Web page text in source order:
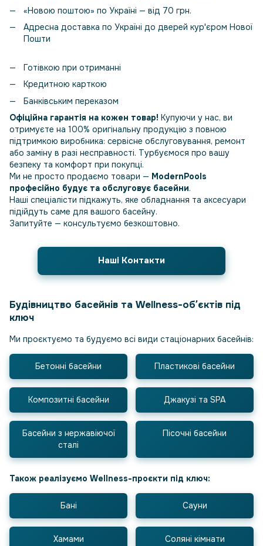
«Новою поштою» по Україні — від 70 грн.
Адресна доставка по Україні до дверей кур'єром Нової
Пошти
Готівкою при отриманні
Кредитною карткою
Банківським переказом
Офіційна гарантія на кожен товар! Купуючи у нас, ви
отримуєте на 100% оригінальну продукцію з повною
підтримкою виробника: сервісне обслуговування, ремонт
або заміну в разі несправності. Турбуємося про вашу
безпеку та комфорт при покупці.
Ми не просто продаємо товари — ModernPools
професійно будує та обслуговує басейни.
Наші спеціалісти підкажуть, яке обладнання та аксесуари
підійдуть саме для вашого басейну.
Запитуйте — консультуємо безкоштовно.
Наші Контакти
Будівництво басейнів та Wellness-обʼєктів під
ключ
Ми проєктуємо та будуємо всі види стаціонарних басейнів:
Бетонні басейни Пластикові басейни
Композитні басейни Джакузі та SPA
Басейни з нержавіючої
сталі
Пісочні басейни
Також реалізуємо Wellness-проєкти під ключ:
Бані Сауни
Хамами Соляні кімнати